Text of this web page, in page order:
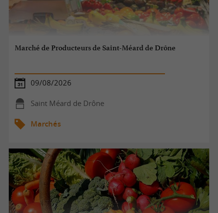
Marché de Producteurs de Saint-Méard de Drône
09/08/2026
Saint Méard de Drône
Marchés